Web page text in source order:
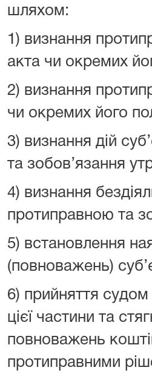
шляхом:
1) визнання
акта чи окремих
2) визнання
чи окремих його
3) визнання дій
та зобов’язання
4) визнання
протиправною та
5) встановлення
(повноважень)
6) прийняття
цієї частини та
повноважень
протиправними